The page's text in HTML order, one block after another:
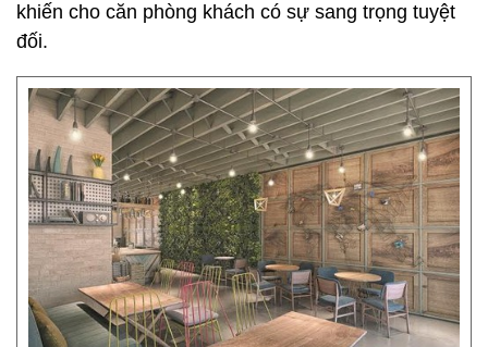
khiến cho căn phòng khách có sự sang trọng tuyệt
đối.